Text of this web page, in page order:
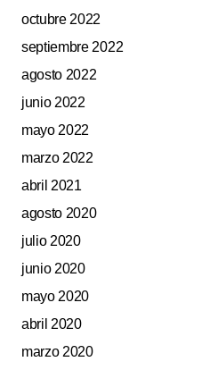
octubre 2022
septiembre 2022
agosto 2022
junio 2022
mayo 2022
marzo 2022
abril 2021
agosto 2020
julio 2020
junio 2020
mayo 2020
abril 2020
marzo 2020